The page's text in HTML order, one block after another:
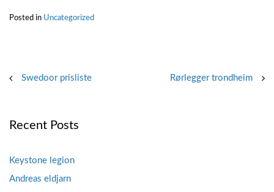
Posted in Uncategorized
Post
Swedoor prisliste Rørlegger trondheim
Recent Posts
Keystone legion
Andreas eldjarn